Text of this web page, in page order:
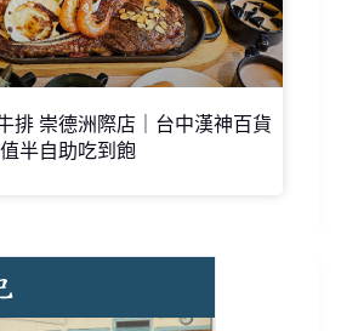
排 崇德洲際店｜台中漢神百貨
半自助吃到飽